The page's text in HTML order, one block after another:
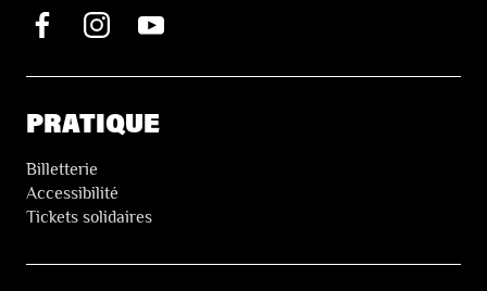
PRATIQUE
Billetterie
Accessibilité
Tickets solidaires